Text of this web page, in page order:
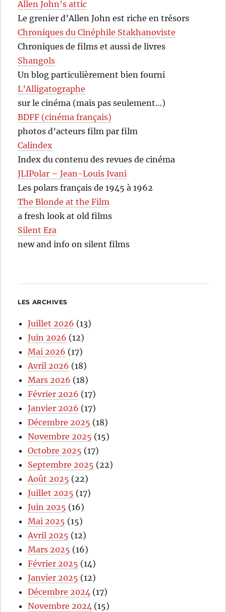
Allen John’s attic
Le grenier d’Allen John est riche en trésors
Chroniques du Cinéphile Stakhanoviste
Chroniques de films et aussi de livres
Shangols
Un blog particulièrement bien fourni
L’Alligatographe
sur le cinéma (mais pas seulement…)
BDFF (cinéma français)
photos d’acteurs film par film
Calindex
Index du contenu des revues de cinéma
JLIPolar – Jean-Louis Ivani
Les polars français de 1945 à 1962
The Blonde at the Film
a fresh look at old films
Silent Era
new and info on silent films
LES ARCHIVES
Juillet 2026 (13)
Juin 2026 (12)
Mai 2026 (17)
Avril 2026 (18)
Mars 2026 (18)
Février 2026 (17)
Janvier 2026 (17)
Décembre 2025 (18)
Novembre 2025 (15)
Octobre 2025 (17)
Septembre 2025 (22)
Août 2025 (22)
Juillet 2025 (17)
Juin 2025 (16)
Mai 2025 (15)
Avril 2025 (12)
Mars 2025 (16)
Février 2025 (14)
Janvier 2025 (12)
Décembre 2024 (17)
Novembre 2024 (15)